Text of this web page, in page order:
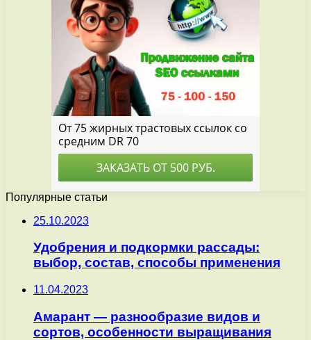
Популярные статьи
25.10.2023
Удобрения и подкормки рассады:
выбор, состав, способы применения
11.04.2023
Амарант — разнообразие видов и
сортов, особенности выращивания